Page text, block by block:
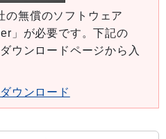
の無償のソフトウェア
」が必要です。下記の
ウンロードページから入
ウンロード